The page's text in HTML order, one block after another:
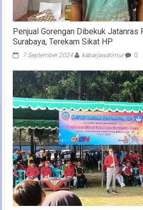
Penjual Gorengan Dibekuk Jatanras
Surabaya, Terekam Sikat HP
7 September 2024 kabarjawatimur 0